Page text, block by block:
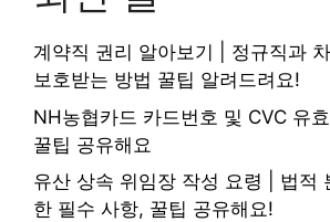
계약직 권리 알아보기 | 정규직과
보호받는 방법 꿀팁 알려드려요!
NH농협카드 카드번호 및 CVC 유
꿀팁 공유해요
유산 상속 위임장 작성 요령 | 법적
한 필수 사항, 꿀팁 공유해요!